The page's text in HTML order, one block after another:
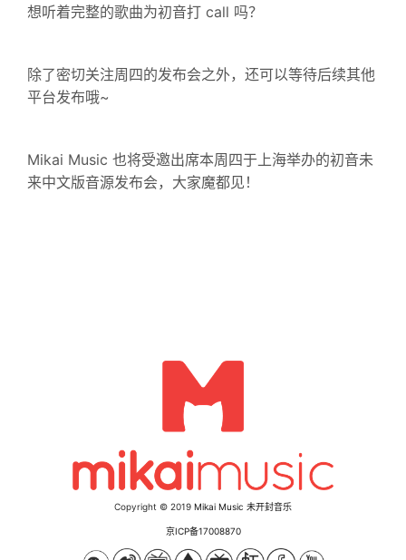
想听着完整的歌曲为初音打 call 吗？
除了密切关注周四的发布会之外，还可以等待后续其他
平台发布哦~
Mikai Music 也将受邀出席本周四于上海举办的初音未
来中文版音源发布会，大家魔都见！
Copyright © 2019 Mikai Music 未开封音乐
京ICP备17008870